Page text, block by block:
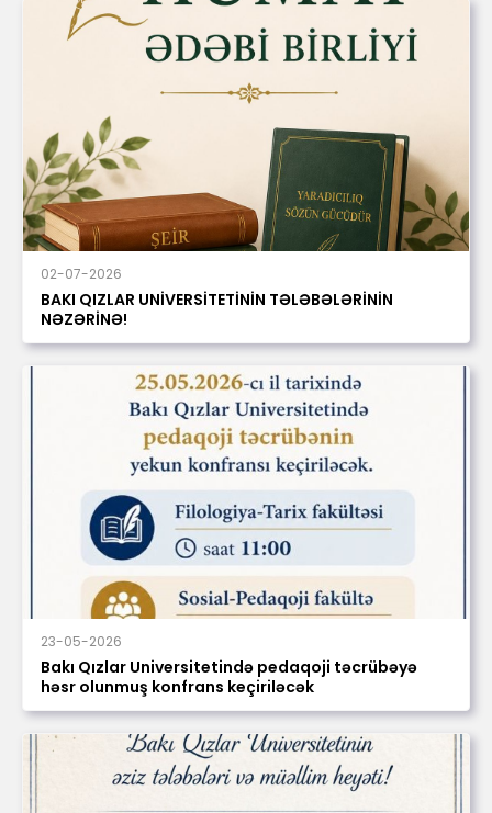
02-07-2026
BAKI QIZLAR UNİVERSİTETİNİN TƏLƏBƏLƏRİNİN
NƏZƏRİNƏ!
23-05-2026
Bakı Qızlar Universitetində pedaqoji təcrübəyə
həsr olunmuş konfrans keçiriləcək